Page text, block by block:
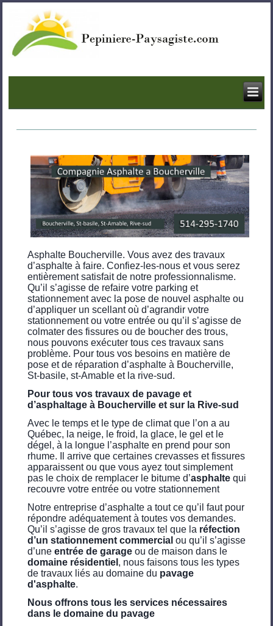
Asphalte Boucherville. Vous avez des travaux
d’asphalte à faire. Confiez-les-nous et vous serez
entièrement satisfait de notre professionnalisme.
Qu’il s’agisse de refaire votre parking et
stationnement avec la pose de nouvel asphalte ou
d’appliquer un scellant où d’agrandir votre
stationnement ou votre entrée ou qu’il s’agisse de
colmater des fissures ou de boucher des trous,
nous pouvons exécuter tous ces travaux sans
problème. Pour tous vos besoins en matière de
pose et de réparation d’asphalte à Boucherville,
St-basile, st-Amable et la rive-sud.
Pour tous vos travaux de pavage et
d’asphaltage à Boucherville et sur la Rive-sud
Avec le temps et le type de climat que l’on a au
Québec, la neige, le froid, la glace, le gel et le
dégel, à la longue l’asphalte en prend pour son
rhume. Il arrive que certaines crevasses et fissures
apparaissent ou que vous ayez tout simplement
pas le choix de remplacer le bitume d’asphalte qui
recouvre votre entrée ou votre stationnement
Notre entreprise d’asphalte a tout ce qu’il faut pour
répondre adéquatement à toutes vos demandes.
Qu’il s’agisse de gros travaux tel que la réfection
d’un stationnement commercialou qu’il s’agisse
d’uneentrée de garage ou de maison dans le
domaine résidentiel , nous faisons tous les types
de travaux liés au domaine du pavage
d'asphalte.
Nous offrons tous les services nécessaires
dans le domaine du pavage